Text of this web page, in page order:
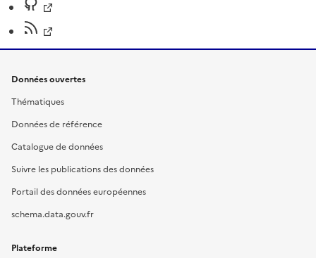
Données ouvertes
Thématiques
Données de référence
Catalogue de données
Suivre les publications des données
Portail des données européennes
schema.data.gouv.fr
Plateforme